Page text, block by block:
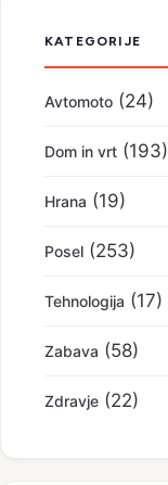
KATEGORIJE
Avtomoto (24)
Dom in vrt (193)
Hrana (19)
Posel (253)
Tehnologija (17)
Zabava (58)
Zdravje (22)